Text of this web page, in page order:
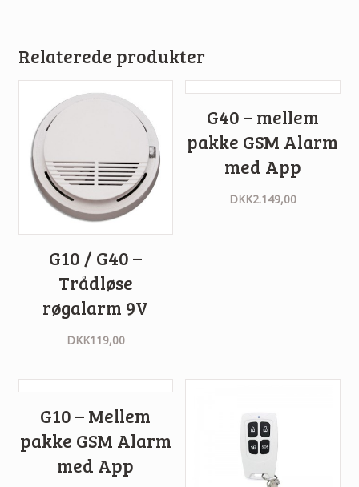
Relaterede produkter
G10 / G40 –
Trådløse
røgalarm 9V
DKK119,00
G40 – mellem
pakke GSM Alarm
med App
DKK2.149,00
G10 – Mellem
pakke GSM Alarm
med App